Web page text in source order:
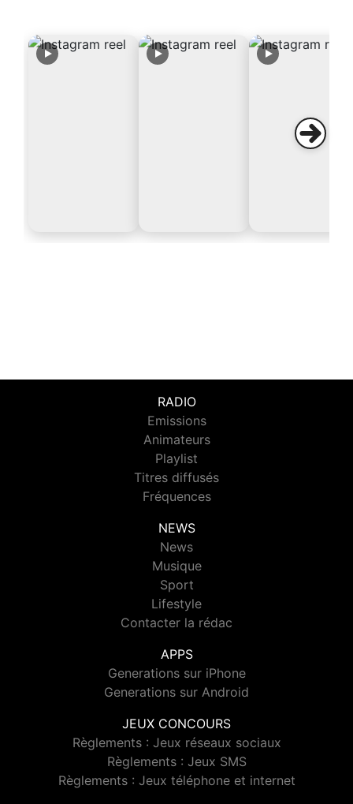
RADIO
Emissions
Animateurs
Playlist
Titres diffusés
Fréquences
NEWS
News
Musique
Sport
Lifestyle
Contacter la rédac
APPS
Generations sur iPhone
Generations sur Android
JEUX CONCOURS
Règlements : Jeux réseaux sociaux
Règlements : Jeux SMS
Règlements : Jeux téléphone et internet